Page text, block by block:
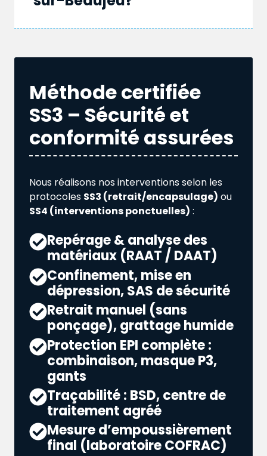
Méthode certifiée
SS3 – Sécurité et
conformité assurées
Nous réalisons nos interventions selon les
protocoles SS3 (retrait/encapsulage) ou
SS4 (interventions ponctuelles) :
Repérage & analyse des
matériaux (RAAT / DAAT)
Confinement, mise en
dépression, SAS de sécurité
Retrait manuel (sans
ponçage), grattage humide
Protection EPI complète :
combinaison, masque P3,
gants
Traçabilité : BSD, centre de
traitement agréé
Mesure d’empoussièrement
final (laboratoire COFRAC)